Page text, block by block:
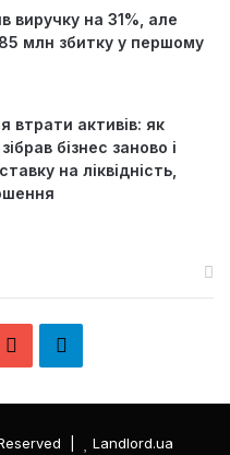
виручку на 31%, але
млн збитку у першому
втрати активів: як
бізнес заново і
на ліквідність,
л| Landlord.ua